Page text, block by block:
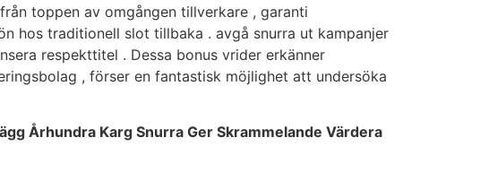
toppen av omgången tillverkare , garanti
hos traditionell slot tillbaka . avgå snurra ut kampanjer
respekttitel . Dessa bonus vrider erkänner
, förser en fantastisk möjlighet att undersöka
Århundra Karg Snurra Ger Skrammelande Värdera